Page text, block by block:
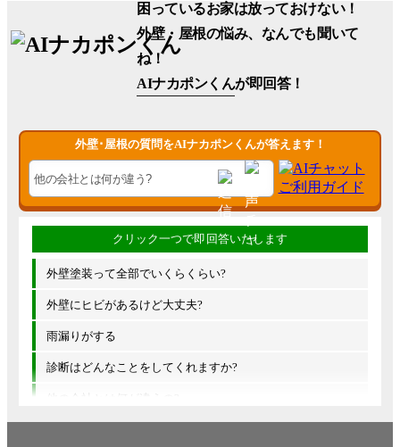
困っているお家は放っておけない！
外壁・屋根の悩み、なんでも聞いて
ね！
AIナカポンくんが即回答！
外壁･屋根の質問をAIナカポンくんが答えます！
外壁塗装って全部でいくらくらい?
外壁にヒビがあるけど大丈夫?
雨漏りがする
診断はどんなことをしてくれますか?
他の会社とは何が違うの?